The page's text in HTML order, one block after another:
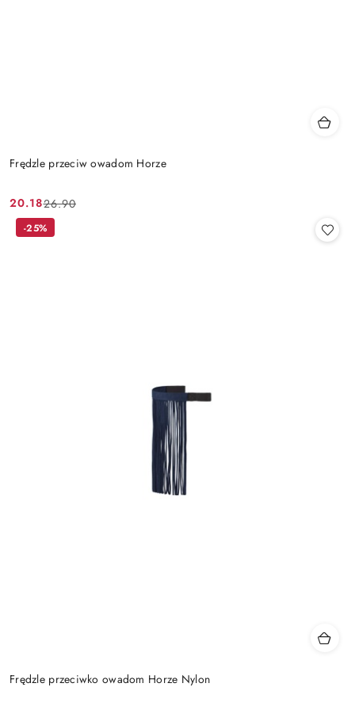
Frędzle przeciw owadom Horze
Cena
promocyjna:
20.18
Cena
przed
26.90
Frędzle przeciwko owadom Horze Nylon
-25%